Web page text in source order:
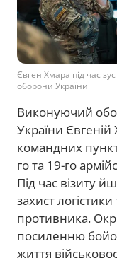
Євген Хмара під час
оборони України
Виконуючий
України
командних
го та 19-го
Під час візиту
захист
противника.
посиленню
життя